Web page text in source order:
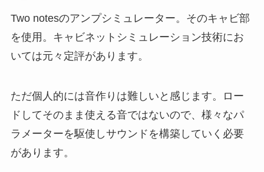
Two notesのアンプシミュレーター。そのキャビ部
を使用。キャビネットシミュレーション技術にお
いては元々定評があります。
ただ個人的には音作りは難しいと感じます。ロー
ドしてそのまま使える音ではないので、様々なパ
ラメーターを駆使しサウンドを構築していく必要
があります。